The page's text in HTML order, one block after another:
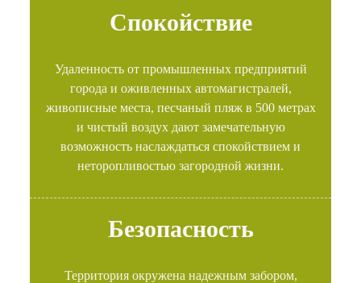
Спокойствие
Удаленность от промышленных предприятий
города и оживленных автомагистралей,
живописные места, песчаный пляж в 500 метрах
и чистый воздух дают замечательную
возможность наслаждаться спокойствием и
неторопливостью загородной жизни.
Безопасность
Территория окружена надежным забором,